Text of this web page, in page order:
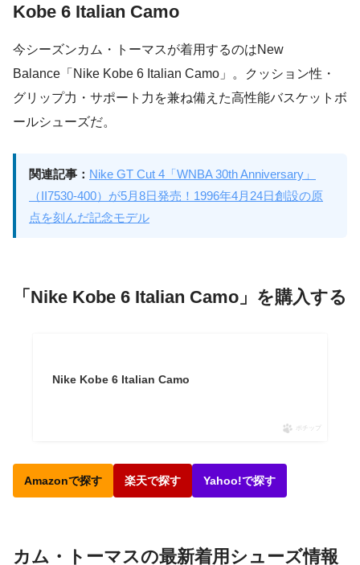
Kobe 6 Italian Camo
今シーズンカム・トーマスが着用するのはNew
Balance「Nike Kobe 6 Italian Camo」。クッション性・
グリップ力・サポート力を兼ね備えた高性能バスケットボ
ールシューズだ。
関連記事： Nike GT Cut 4「WNBA 30th Anniversary」
（II7530-400）が5月8日発売！1996年4月24日創設の原
点を刻んだ記念モデル
「Nike Kobe 6 Italian Camo」を購入する
Nike Kobe 6 Italian Camo
ポチップ
Amazonで探す 楽天で探す Yahoo!で探す
カム・トーマスの最新着用シューズ情報